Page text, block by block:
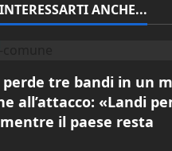
ANCHE...
tre bandi in un
all’attacco: «Landi
il paese resta